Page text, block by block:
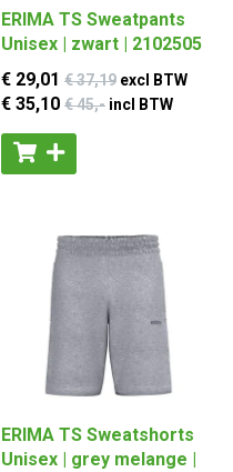
ERIMA TS Sweatpants
Unisex | zwart | 2102505
€ 29,01 € 37,19 excl BTW
€ 35,10 € 45,- incl BTW
ERIMA TS Sweatshorts
Unisex | grey melange |